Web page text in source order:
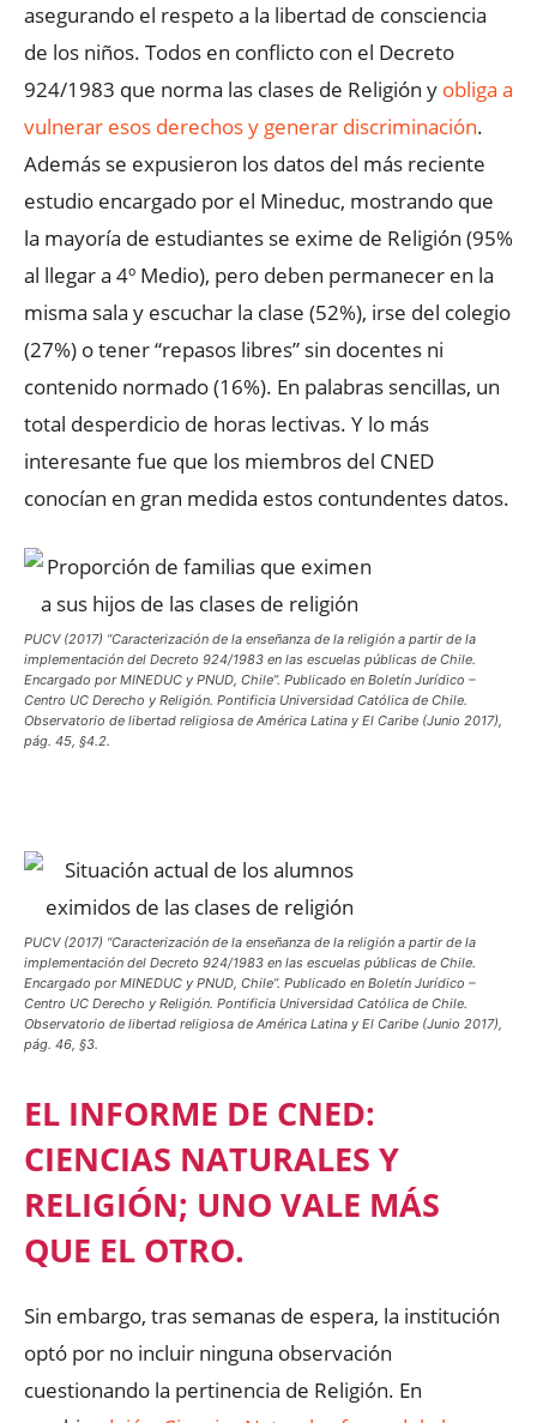
asegurando el respeto a la libertad de consciencia
de los niños. Todos en conflicto con el Decreto
924/1983 que norma las clases de Religión y obliga a
vulnerar esos derechos y generar discriminación.
Además se expusieron los datos del más reciente
estudio encargado por el Mineduc, mostrando que
la mayoría de estudiantes se exime de Religión (95%
al llegar a 4º Medio), pero deben permanecer en la
misma sala y escuchar la clase (52%), irse del colegio
(27%) o tener “repasos libres” sin docentes ni
contenido normado (16%). En palabras sencillas, un
total desperdicio de horas lectivas. Y lo más
interesante fue que los miembros del CNED
conocían en gran medida estos contundentes datos.
PUCV (2017) “Caracterización de la enseñanza de la religión a partir de la
implementación del Decreto 924/1983 en las escuelas públicas de Chile.
Encargado por MINEDUC y PNUD, Chile”. Publicado en Boletín Jurídico –
Centro UC Derecho y Religión. Pontificia Universidad Católica de Chile.
Observatorio de libertad religiosa de América Latina y El Caribe (Junio 2017),
pág. 45, §4.2.
PUCV (2017) “Caracterización de la enseñanza de la religión a partir de la
implementación del Decreto 924/1983 en las escuelas públicas de Chile.
Encargado por MINEDUC y PNUD, Chile”. Publicado en Boletín Jurídico –
Centro UC Derecho y Religión. Pontificia Universidad Católica de Chile.
Observatorio de libertad religiosa de América Latina y El Caribe (Junio 2017),
pág. 46, §3.
EL INFORME DE CNED:
CIENCIAS NATURALES Y
RELIGIÓN; UNO VALE MÁS
QUE EL OTRO.
Sin embargo, tras semanas de espera, la institución
optó por no incluir ninguna observación
cuestionando la pertinencia de Religión. En